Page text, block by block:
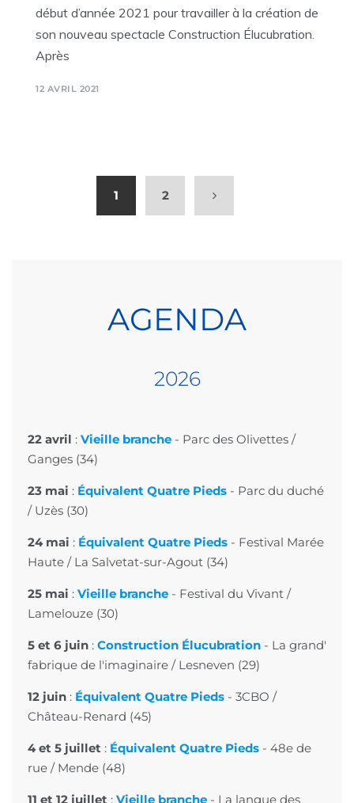
début d’année 2021 pour travailler à la création de
son nouveau spectacle Construction Élucubration.
Après
12 AVRIL 2021
1 2
AGENDA
2026
22 avril : Vieille branche - Parc des Olivettes /
Ganges (34)
23 mai : Équivalent Quatre Pieds - Parc du duché
/ Uzès (30)
24 mai : Équivalent Quatre Pieds - Festival Marée
Haute / La Salvetat-sur-Agout (34)
25 mai : Vieille branche - Festival du Vivant /
Lamelouze (30)
5 et 6 juin : Construction Élucubration - La grand'
fabrique de l'imaginaire / Lesneven (29)
12 juin : Équivalent Quatre Pieds - 3CBO /
Château-Renard (45)
4 et 5 juillet : Équivalent Quatre Pieds - 48e de
rue / Mende (48)
11 et 12 juillet : Vieille branche - La langue des